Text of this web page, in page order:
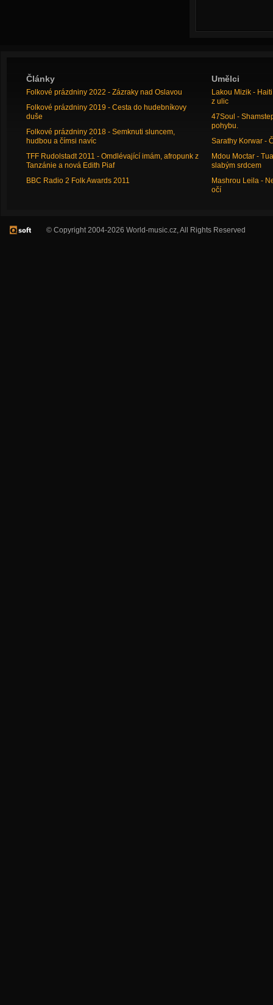
Články
Folkové prázdniny 2022 - Zázraky nad Oslavou
Folkové prázdniny 2019 - Cesta do hudebníkovy
duše
Folkové prázdniny 2018 - Semknuti sluncem,
hudbou a čímsi navíc
TFF Rudolstadt 2011 - Omdlévající imám, afropunk z
Tanzánie a nová Edith Piaf
BBC Radio 2 Folk Awards 2011
Umělci
Lakou Mizik -
z ulic
47Soul -
pohybu.
Sarathy Korwar -
Mdou Moctar -
slabým srdcem
Mashrou Leila -
očí
© Copyright 2004-2026 World-music.cz, All Rights Reserved